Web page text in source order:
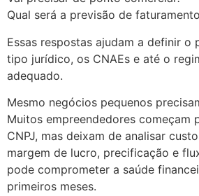
Qual será a previsão de
Essas respostas ajudam a definir o
tipo jurídico, os CNAEs e até o
adequado.
Mesmo negócios pequenos
Muitos empreendedores começam
CNPJ, mas deixam de analisar
margem de lucro, precificação e
pode comprometer a saúde
primeiros meses.